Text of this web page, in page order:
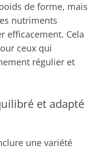
de forme, mais
nutriments
efficacement. Cela
ceux qui
régulier et
et adapté
une variété